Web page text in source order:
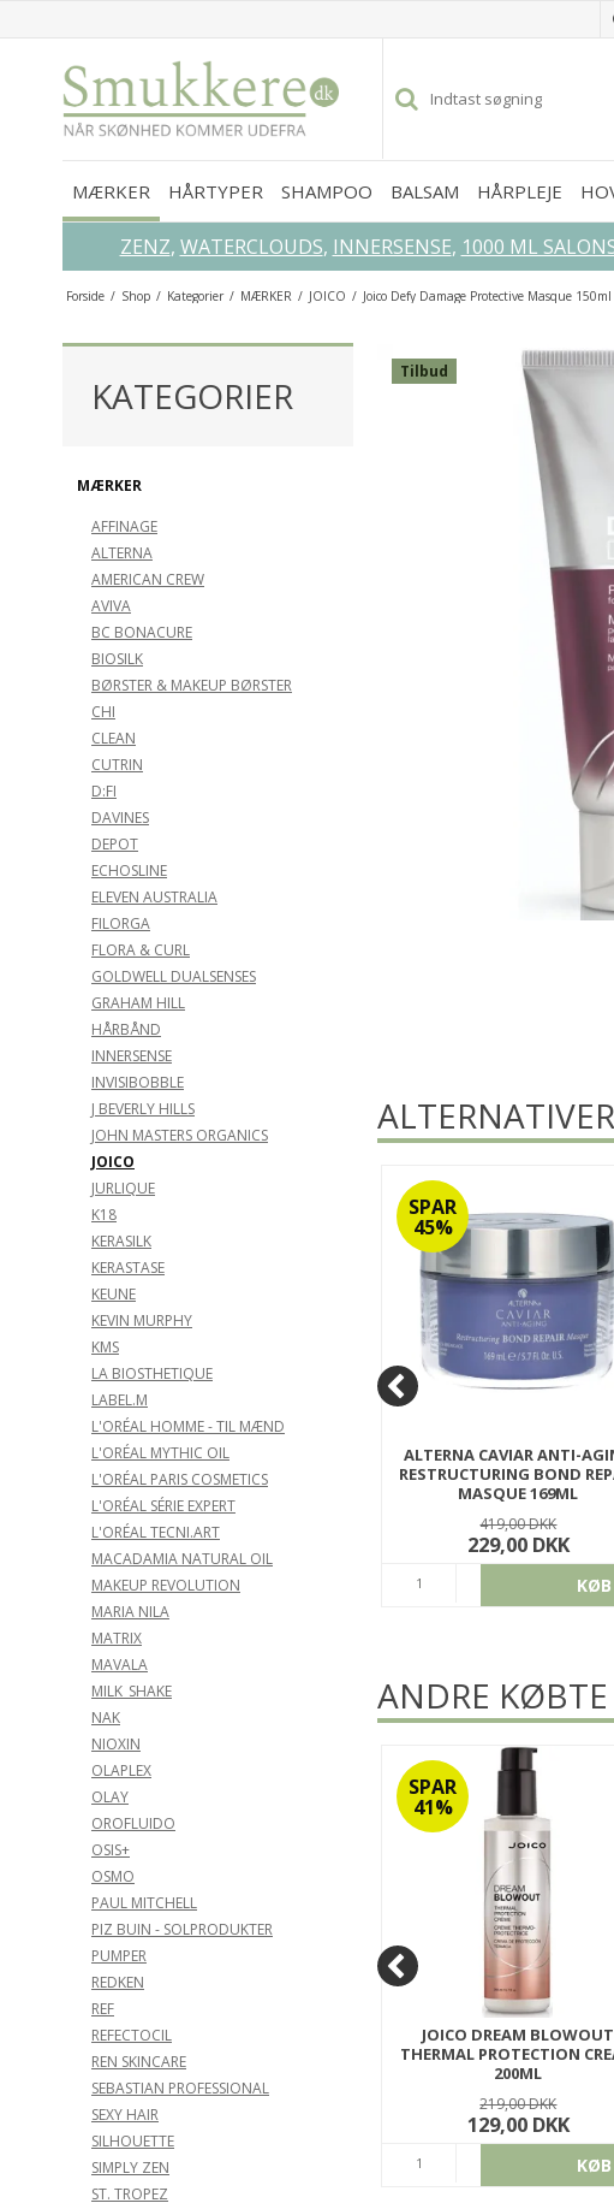
MÆRKER HÅRTYPER SHAMPOO BALSAM HÅRPLEJE
ZENZ, WATERCLOUDS, INNERSENSE, 1000 ML
Forside / Shop / Kategorier / MÆRKER / JOICO / Joico Defy Damage Protective Masque 150ml
GLEM IKKE DISSE...
KATEGORIER
MÆRKER
AFFINAGE
ALTERNA
AMERICAN CREW
AVIVA
BC BONACURE
BIOSILK
BØRSTER & MAKEUP BØRSTER
CHI
CLEAN
CUTRIN
D:FI
DAVINES
DEPOT
ECHOSLINE
ELEVEN AUSTRALIA
FILORGA
FLORA & CURL
GOLDWELL DUALSENSES
GRAHAM HILL
HÅRBÅND
INNERSENSE
INVISIBOBBLE
J BEVERLY HILLS
JOHN MASTERS ORGANICS
JOICO
JURLIQUE
K18
KERASILK
KERASTASE
KEUNE
KEVIN MURPHY
KMS
LA BIOSTHETIQUE
LABEL.M
L'ORÉAL HOMME - TIL MÆND
L'ORÉAL MYTHIC OIL
L'ORÉAL PARIS COSMETICS
L'ORÉAL SÉRIE EXPERT
L'ORÉAL TECNI.ART
MACADAMIA NATURAL OIL
MAKEUP REVOLUTION
MARIA NILA
MATRIX
MAVALA
MILK_SHAKE
NAK
NIOXIN
OLAPLEX
OLAY
OROFLUIDO
OSIS+
OSMO
PAUL MITCHELL
PIZ BUIN - SOLPRODUKTER
PUMPER
REDKEN
REF
REFECTOCIL
REN SKINCARE
SEBASTIAN PROFESSIONAL
SEXY HAIR
SILHOUETTE
SIMPLY ZEN
ST. TROPEZ
Tilbud
ALTERNATIVER
SPAR
24%
OLAPLEX HAIR PERFECTOR NO.
3 100 ML
OLXHAPER3100
249,00 DKK
189,00 DKK
SPAR
45%
ALTERNA CAVIAR ANTI-
RESTRUCTURING BOND
MASQUE 169ML
ACREPMAS169
419,00 DKK
229,00 DKK
KØB
ANDRE
SPAR
55%
BC BONACURE Q10 TIME
RESTORE SHAMPOO 1000ML.
301Q10SH1000
SPAR
41%
JOICO DREAM BLOWOUT
THERMAL PROTECTION
200ML
JCBLOWCRE200
219,00 DKK
129,00 DKK
KØB